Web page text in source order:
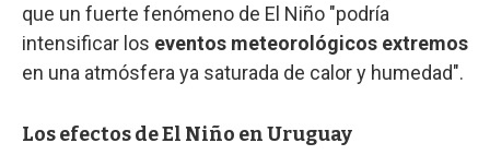
que un fuerte fenómeno de El Niño "podría
intensificar los eventos meteorológicos extremos
en una atmósfera ya saturada de calor y humedad".
Los efectos de El Niño en Uruguay